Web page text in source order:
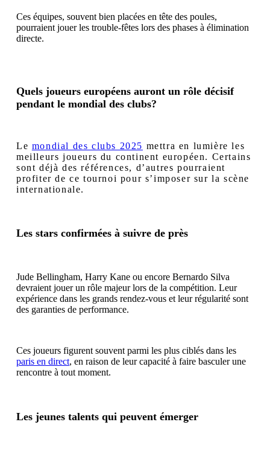
Ces équipes, souvent bien placées en tête des poules,
pourraient jouer les trouble-fêtes lors des phases à élimination
directe.
Quels joueurs européens auront un rôle décisif
pendant le mondial des clubs?
Le mondial des clubs 2025 mettra en lumière les
meilleurs joueurs du continent européen. Certains
sont déjà des références, d’autres pourraient
profiter de ce tournoi pour s’imposer sur la scène
internationale.
Les stars confirmées à suivre de près
Jude Bellingham, Harry Kane ou encore Bernardo Silva
devraient jouer un rôle majeur lors de la compétition. Leur
expérience dans les grands rendez-vous et leur régularité sont
des garanties de performance.
Ces joueurs figurent souvent parmi les plus ciblés dans les
paris en direct, en raison de leur capacité à faire basculer une
rencontre à tout moment.
Les jeunes talents qui peuvent émerger